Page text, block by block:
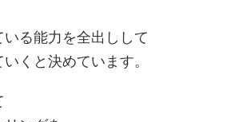
る能力を全出しして
くと決めています。